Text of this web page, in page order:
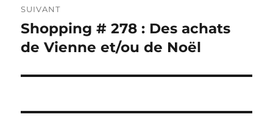
SUIVANT
Publication
suivante :
Shopping # 278 : Des achats
de Vienne et/ou de Noël